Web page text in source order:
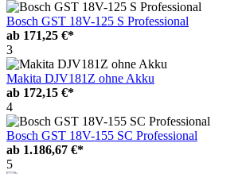
Bosch GST 18V-125 S Professional
ab 171,25 €*
3
Makita DJV181Z ohne Akku
ab 172,15 €*
4
Bosch GST 18V-155 SC Professional
ab 1.186,67 €*
5